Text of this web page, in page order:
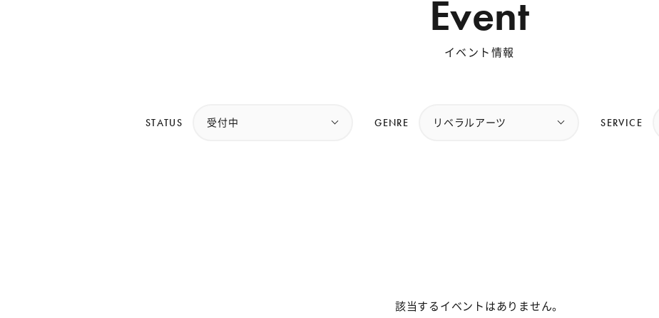
Event
イベント情報
STATUS 受付中 GENRE リベラルアーツ SERVICE
該当するイベントはありません。